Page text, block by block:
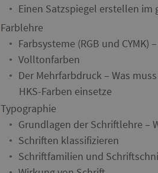
Einen Satzspiegel erstellen
Farblehre
Farbsysteme (RGB und CYMK)
Volltonfarben
Der Mehrfarbdruck – Was
HKS-Farben einsetze
Typographie
Grundlagen der Schriftlehre –
Schriften klassifizieren
Schriftfamilien und